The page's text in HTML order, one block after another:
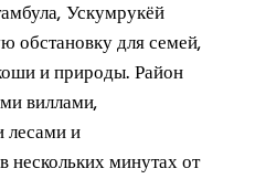
Ускумрукёй
обстановку для семей,
и природы. Район
виллами,
и
нескольких минутах от